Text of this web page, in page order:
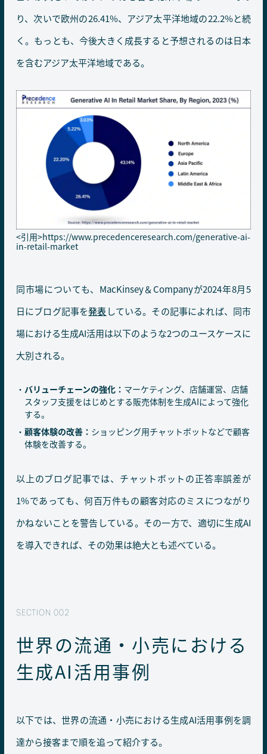
り、次いで欧州の26.41%、アジア太平洋地域の22.2%と続
く。もっとも、今後大きく成長すると予想されるのは日本
を含むアジア太平洋地域である。
<引用>https://www.precedenceresearch.com/generative-ai-
in-retail-market
同市場についても、MacKinsey＆Companyが2024年8月5
日にブログ記事を発表 している。その記事によれば、同市
場における生成AI活用は以下のような2つのユースケースに
大別される。
バリューチェーンの強化： マーケティング、店舗運営、店舗
スタッフ支援をはじめとする販売体制を生成AIによって強化
する。
顧客体験の改善： ショッピング用チャットボットなどで顧客
体験を改善する。
以上のブログ記事では、チャットボットの正答率誤差が
1%であっても、何百万件もの顧客対応のミスにつながり
かねないことを警告している。その一方で、適切に生成AI
を導入できれば、その効果は絶大とも述べている。
世界の流通・小売における
生成AI活用事例
以下では、世界の流通・小売における生成AI活用事例を調
達から接客まで順を追って紹介する。